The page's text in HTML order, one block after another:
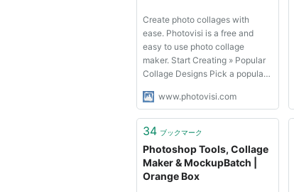
Create photo collages with
ease. Photovisi is a free and
easy to use photo collage
maker. Start Creating » Popular
Collage Designs Pick a popular
immediately. With hundreds of
something for you!
www.photovisi.com
34 ブックマーク
Photoshop Tools, Collage
Maker & MockupBatch |
Orange Box